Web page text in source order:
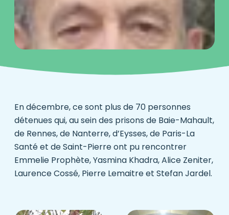
En décembre, ce sont plus de 70 personnes
détenues qui, au sein des prisons de Baie-Mahault,
de Rennes, de Nanterre, d’Eysses, de Paris-La
Santé et de Saint-Pierre ont pu rencontrer
Emmelie Prophète, Yasmina Khadra, Alice Zeniter,
Laurence Cossé, Pierre Lemaitre et Stefan Jardel.